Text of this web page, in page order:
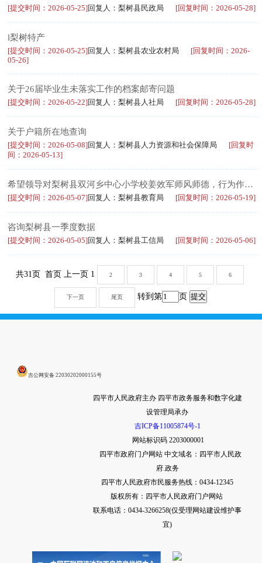
[提交时间：2026-05-25]回复人：梨树县民政局 [回复时间：2026-05-28]
l梨树特产
[提交时间：2026-05-25]回复人：梨树县农业农村局
[回复时间：2026-
05-26]
关于26届毕业生未落实工作的档案邮寄问题
[提交时间：2026-05-22]回复人：梨树县人社局 [回复时间：2026-05-28]
关于户籍所在地查询
[提交时间：2026-05-08]回复人：梨树县人力资源和社会保障局
[回复时
间：2026-05-13]
希望领导对梨树县双河乡中心小学校姜效军师风师德，行为作风给予重视
[提交时间：2026-05-07]回复人：梨树县教育局 [回复时间：2026-05-19]
咨询梨树县一季度数据
[提交时间：2026-05-05]回复人：梨树县工信局 [回复时间：2026-05-06]
共31页 首页 上一页 1 2 3 4 5 6
下一页 尾页 转到第 页
吉公网安备 22030202000155号
四平市人民政府主办 四平市政务服务和数字化建
设管理局承办
吉ICP备11005874号-1
网站标识码 2203000001
四平市政府门户网站 中文域名：四平市人民政
府.政务
四平市人民政府市民服务热线：0434-12345
版权所有：四平市人民政府门户网站
联系电话：0434-3266258(仅受理网站建设维护事
宜)